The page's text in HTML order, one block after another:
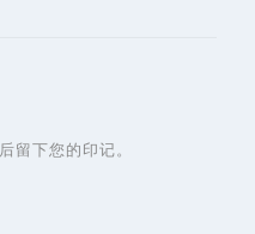
后留下您的印记。